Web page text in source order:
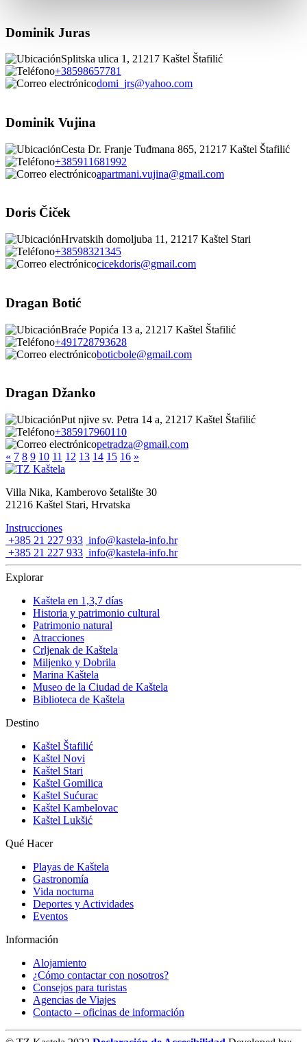
Dominik Juras
Splitska ulica 1, 21217 Kaštel Štafilić
+38598657781
domi_jrs@yahoo.com
Dominik Vujina
Cesta Dr. Franje Tuđmana 865, 21217 Kaštel Štafilić
+385911681992
apartmani.vujina@gmail.com
Doris Čiček
Hrvatskih domoljuba 11, 21217 Kaštel Stari
+38598321345
cicekdoris@gmail.com
Dragan Botić
Braće Popića 13 a, 21217 Kaštel Štafilić
+491728793628
boticbole@gmail.com
Dragan Džanko
Put njive sv. Petra 14 a, 21217 Kaštel Štafilić
+385917960110
petradza@gmail.com
« 7 8 9 10 11 12 13 14 15 16 »
Villa Nika, Kamberovo šetalište 30
21216 Kaštel Stari, Hrvatska
Instrucciones
+385 21 227 933 info@kastela-info.hr
+385 21 227 933 info@kastela-info.hr
Explorar
Kaštela en 1,3,7 días
Historia y patrimonio cultural
Patrimonio natural
Atracciones
Crljenak de Kaštela
Miljenko y Dobrila
Marina Kaštela
Museo de la Ciudad de Kaštela
Biblioteca de Kaštela
Destino
Kaštel Štafilić
Kaštel Novi
Kaštel Stari
Kaštel Gomilica
Kaštel Sućurac
Kaštel Kambelovac
Kaštel Lukšić
Qué Hacer
Playas de Kaštela
Gastronomía
Vida nocturna
Deportes y Actividades
Eventos
Información
Alojamiento
¿Cómo contactar con nosotros?
Consejos para turistas
Agencias de Viajes
Contacto – oficinas de información